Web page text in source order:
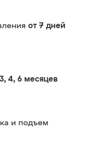
от 7 дней
4, 6 месяцев
и подъем